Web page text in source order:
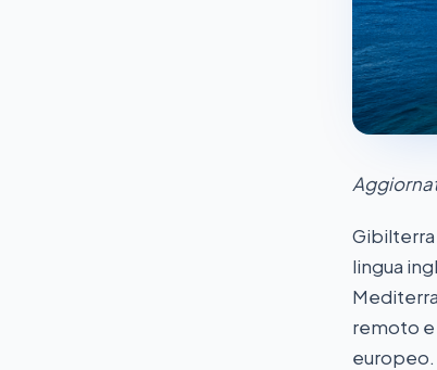
Gibilterra
lingua
remoto e
europeo.